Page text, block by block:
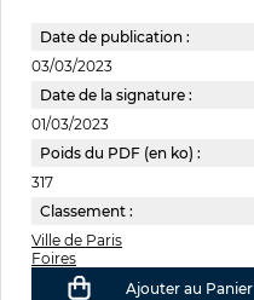
Date de publication :
03/03/2023
Date de la signature :
01/03/2023
Poids du PDF (en ko) :
317
Classement :
Ville de Paris
Foires
Ajouter au Panier